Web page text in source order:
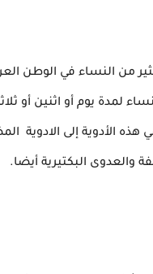
من النساء في الوطن
لمدة يوم أو اثنين أو
الأدوية إلى الادوية
والعدوى البكتيرية أيضا.